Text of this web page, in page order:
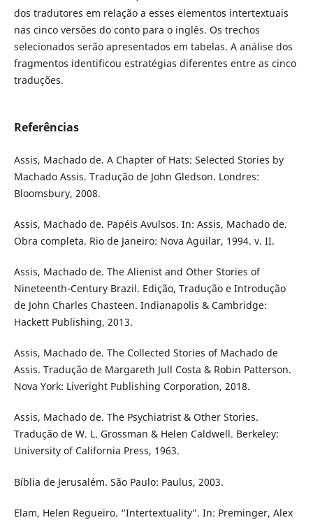
dos tradutores em relação a esses elementos intertextuais
nas cinco versões do conto para o inglês. Os trechos
selecionados serão apresentados em tabelas. A análise dos
fragmentos identificou estratégias diferentes entre as cinco
traduções.
Referências
Assis, Machado de. A Chapter of Hats: Selected Stories by
Machado Assis. Tradução de John Gledson. Londres:
Bloomsbury, 2008.
Assis, Machado de. Papéis Avulsos. In: Assis, Machado de.
Obra completa. Rio de Janeiro: Nova Aguilar, 1994. v. II.
Assis, Machado de. The Alienist and Other Stories of
Nineteenth-Century Brazil. Edição, Tradução e Introdução
de John Charles Chasteen. Indianapolis & Cambridge:
Hackett Publishing, 2013.
Assis, Machado de. The Collected Stories of Machado de
Assis. Tradução de Margareth Jull Costa & Robin Patterson.
Nova York: Liveright Publishing Corporation, 2018.
Assis, Machado de. The Psychiatrist & Other Stories.
Tradução de W. L. Grossman & Helen Caldwell. Berkeley:
University of California Press, 1963.
Bíblia de Jerusalém. São Paulo: Paulus, 2003.
Elam, Helen Regueiro. “Intertextuality”. In: Preminger, Alex